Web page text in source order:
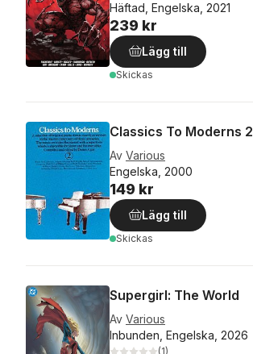
Häftad, Engelska, 2021
239 kr
Lägg till
Skickas
Classics To Moderns 2
Av Various
Engelska, 2000
149 kr
Lägg till
Skickas
Supergirl: The World
Av Various
Inbunden, Engelska, 2026
(1)